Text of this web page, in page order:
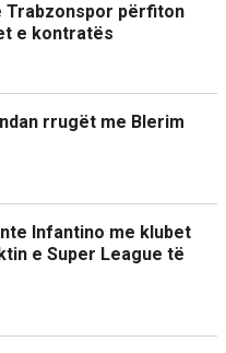
Trabzonspor përfiton
e kontratës
rrugët me Blerim
Infantino me klubet
e Super League të